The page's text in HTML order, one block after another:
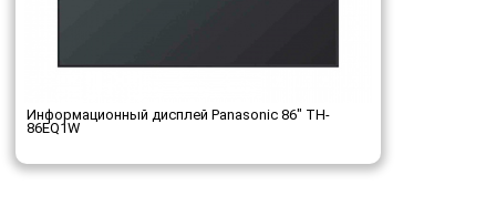
Информационный дисплей Panasonic 86" TH-
86EQ1W